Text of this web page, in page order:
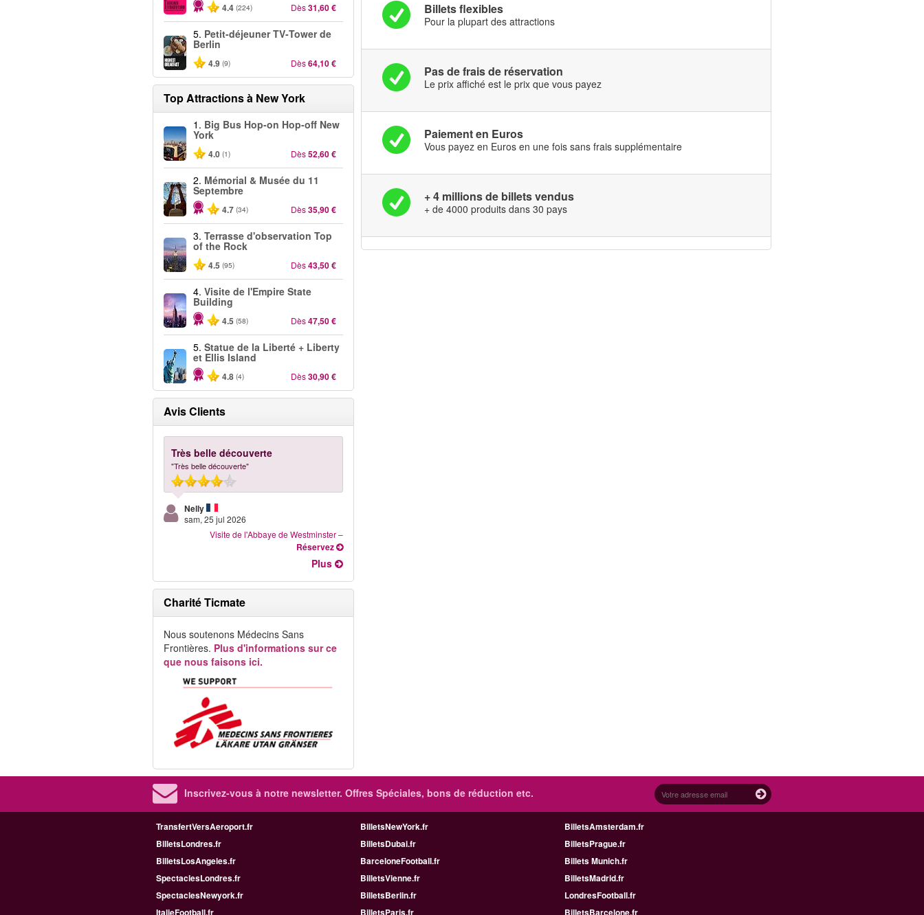
4.4 (224) Dès31,60 €
5. Petit-déjeuner TV‑Tower de
Berlin
4.9 (9) Dès64,10 €
Top Attractions à New York
1. Big Bus Hop-on Hop-off New
York
4.0 (1) Dès52,60 €
2. Mémorial & Musée du 11
Septembre
4.7 (34) Dès35,90 €
3. Terrasse d'observation Top
of the Rock
4.5 (95) Dès43,50 €
4. Visite de l'Empire State
Building
4.5 (58) Dès47,50 €
5. Statue de la Liberté + Liberty
et Ellis Island
4.8 (4) Dès30,90 €
Avis Clients
Très belle découverte
"Très belle découverte"
Nelly
sam, 25 jul 2026
Visite de l'Abbaye de Westminster–
Réservez
Plus
Charité Ticmate
Nous soutenons Médecins Sans
Frontières. Plus d'informations sur ce
que nous faisons ici.
Billets flexibles
Pour la plupart des attractions
Pas de frais de réservation
Le prix affiché est le prix que vous payez
Paiement en Euros
Vous payez en Euros en une fois sans frais supplémentaire
+ 4 millions de billets vendus
+ de 4000 produits dans 30 pays
Inscrivez-vous à notre newsletter. Offres Spéciales, bons de réduction etc.
TransfertVersAeroport.fr BilletsNewYork.fr
BilletsAmsterdam.fr
BilletsLondres.fr
BilletsDubai.fr
BilletsPrague.fr
BilletsLosAngeles.fr
BarceloneFootball.fr
Billets Munich.fr
SpectaclesLondres.fr
BilletsVienne.fr
BilletsMadrid.fr
SpectaclesNewyork.fr
BilletsBerlin.fr
LondresFootball.fr
ItalieFootball.fr
BilletsParis.fr BilletsBarcelone.fr